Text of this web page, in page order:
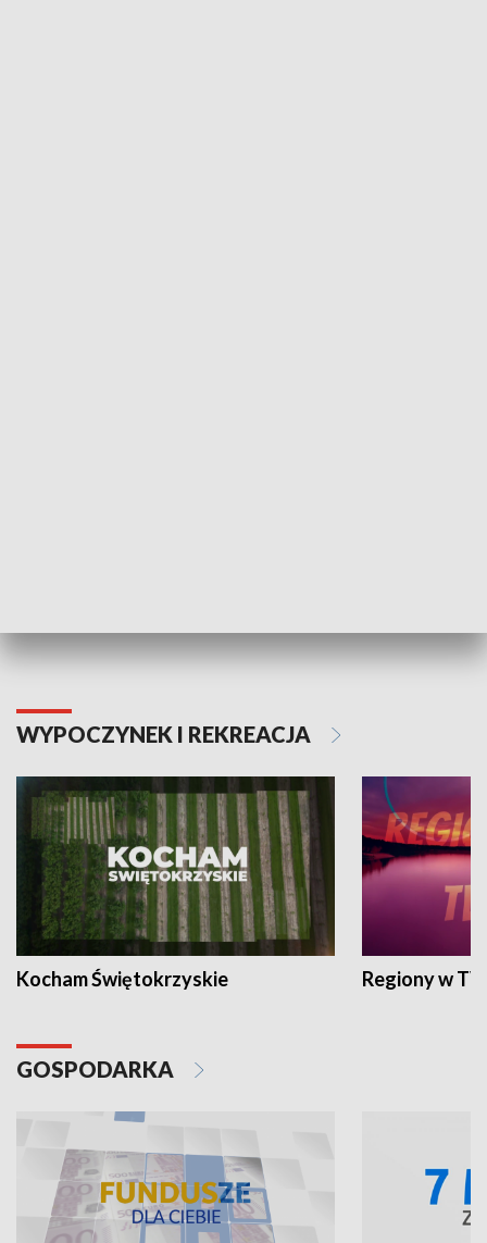
WYPOCZYNEK I REKREACJA
Kocham Świętokrzyskie Regiony w
GOSPODARKA